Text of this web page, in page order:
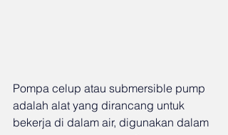
Pompa celup atau submersible pump
adalah alat yang dirancang untuk
bekerja di dalam air, digunakan dalam